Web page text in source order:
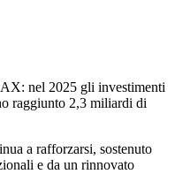
nel 2025 gli investimenti
raggiunto 2,3 miliardi di
a rafforzarsi, sostenuto
e da un rinnovato